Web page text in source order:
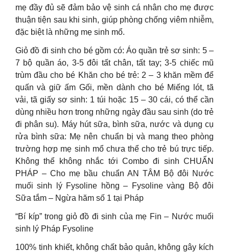
mẹ đầy đủ sẽ đảm bảo vệ sinh cá nhân cho mẹ được
thuận tiện sau khi sinh, giúp phòng chống viêm nhiễm,
đặc biệt là những mẹ sinh mổ.
Giỏ đồ đi sinh cho bé gồm có: Áo quần trẻ sơ sinh: 5 –
7 bộ quần áo, 3-5 đôi tất chân, tất tay; 3-5 chiếc mũ
trùm đầu cho bé Khăn cho bé trẻ: 2 – 3 khăn mềm để
quấn và giữ ấm Gối, mền dành cho bé Miếng lót, tã
vải, tã giấy sơ sinh: 1 túi hoặc 15 – 30 cái, có thể cần
dùng nhiều hơn trong những ngày đầu sau sinh (do trẻ
đi phân su). Máy hút sữa, bình sữa, nước và dụng cụ
rửa bình sữa: Mẹ nên chuẩn bị và mang theo phòng
trường hợp mẹ sinh mổ chưa thể cho trẻ bú trực tiếp.
Không thể không nhắc tới Combo đi sinh CHUẨN
PHÁP – Cho mẹ bầu chuẩn AN TÂM Bộ đôi Nước
muối sinh lý Fysoline hồng – Fysoline vàng Bộ đôi
Sữa tắm – Ngừa hăm số 1 tại Pháp
“Bí kíp” trong giỏ đồ đi sinh của mẹ Fin – Nước muối
sinh lý Pháp Fysoline
100% tinh khiết, không chất bảo quản, không gây kích